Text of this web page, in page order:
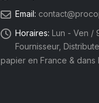
Email:
Horaires: Lun - Ven /
Fournisseur,
papier en France & dans